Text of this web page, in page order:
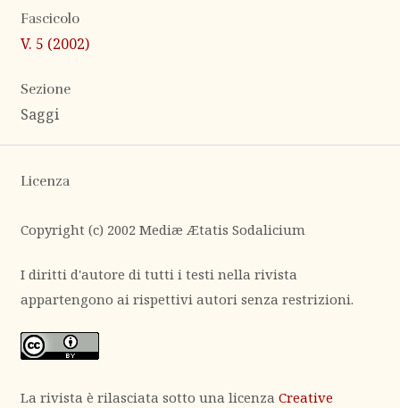
Fascicolo
V. 5 (2002)
Sezione
Saggi
Licenza
Copyright (c) 2002 Mediæ Ætatis Sodalicium
I diritti d'autore di tutti i testi nella rivista
appartengono ai rispettivi autori senza restrizioni.
La rivista è rilasciata sotto una licenza Creative